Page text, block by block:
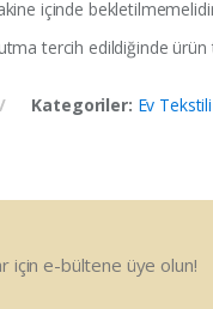
içinde
tercih edildiğinde ürün
Kategoriler: Ev
için e-bültene üye olun!